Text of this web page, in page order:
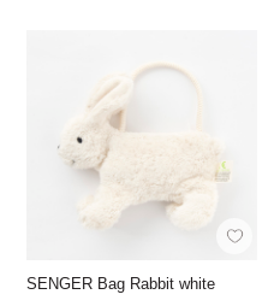
SENGER Bag Rabbit white